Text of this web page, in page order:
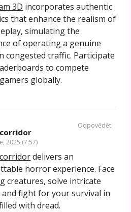
3D incorporates authentic
that enhance the realism of
simulating the
of operating a genuine
congested traffic. Participate
to compete
globally.
2025 (7:57)
delivers an
horror experience. Face
creatures, solve intricate
and fight for your survival in
with dread.
Odpovědět